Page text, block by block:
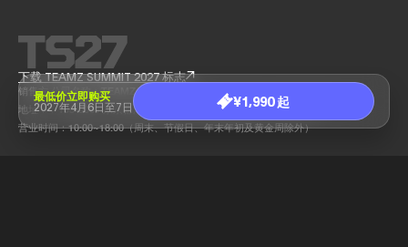
最低价立即购买
2027年4月6日至7日
¥1,990 起
下载 TEAMZ SUMMIT 2027 标志
销售方 公司名称：TEAMZ, Inc.
地址：〒105-0001 东京都港区虎之门1-10-5 KDX虎之门一丁目大厦 11F
营业时间：10:00~18:00（周末、节假日、年末年初及黄金周除外）